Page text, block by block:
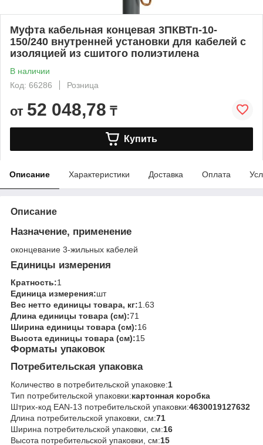
Муфта кабельная концевая 3ПКВТп-10-
150/240 внутренней установки для кабелей с
изоляцией из сшитого полиэтилена
В наличии
Код: 66286
Розница
от 52 048,78 ₸
Купить
Описание Характеристики Доставка Оплата
Описание
Назначение, применение
оконцевание 3-жильных кабелей
Единицы измерения
Кратность:1
Единица измерения:шт
Вес нетто единицы товара, кг:1.63
Длина единицы товара (см):71
Ширина единицы товара (см):16
Высота единицы товара (см):15
Форматы упаковок
Потребительская упаковка
Количество в потребительской упаковке:1
Тип потребительской упаковки:картонная коробка
Штрих-код EAN-13 потребительской упаковки:4630019127632
Длина потребительской упаковки, см:71
Ширина потребительской упаковки, см:16
Высота потребительской упаковки, см:15